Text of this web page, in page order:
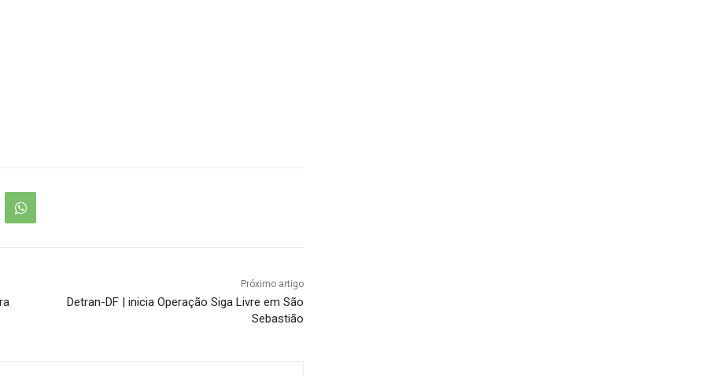
Próximo artigo
Detran-DF | inicia Operação Siga Livre em São
Sebastião